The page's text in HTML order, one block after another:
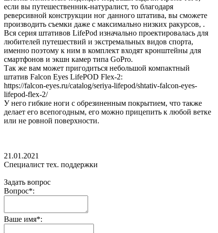
если вы путешественник-натуралист, то благодаря
реверсивной конструкции ног данного штатива, вы сможете
производить съемки даже с максимально низких ракурсов, .
Вся серия штативов LifePod изначально проектировалась для
любителей путешествий и экстремальных видов спорта,
именно поэтому к ним в комплект входят кронштейны для
смартфонов и экшн камер типа GoPro.
Так же вам может пригодиться небольшой компактный
штатив Falcon Eyes LifePOD Flex-2:
https://falcon-eyes.ru/catalog/seriya-lifepod/shtativ-falcon-eyes-
lifepod-flex-2/
У него гибкие ноги с обрезиненным покрытием, что также
делает его всепогодным, его можно прицепить к любой ветке
или не ровной поверхности.
21.01.2021
Специалист тех. поддержки
Задать вопрос
Вопрос*:
Ваше имя*: